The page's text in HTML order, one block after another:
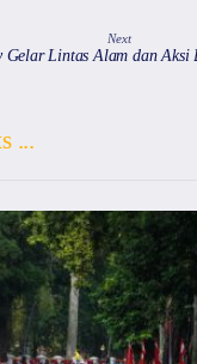
Next
Gelar Lintas Alam dan Aksi
...